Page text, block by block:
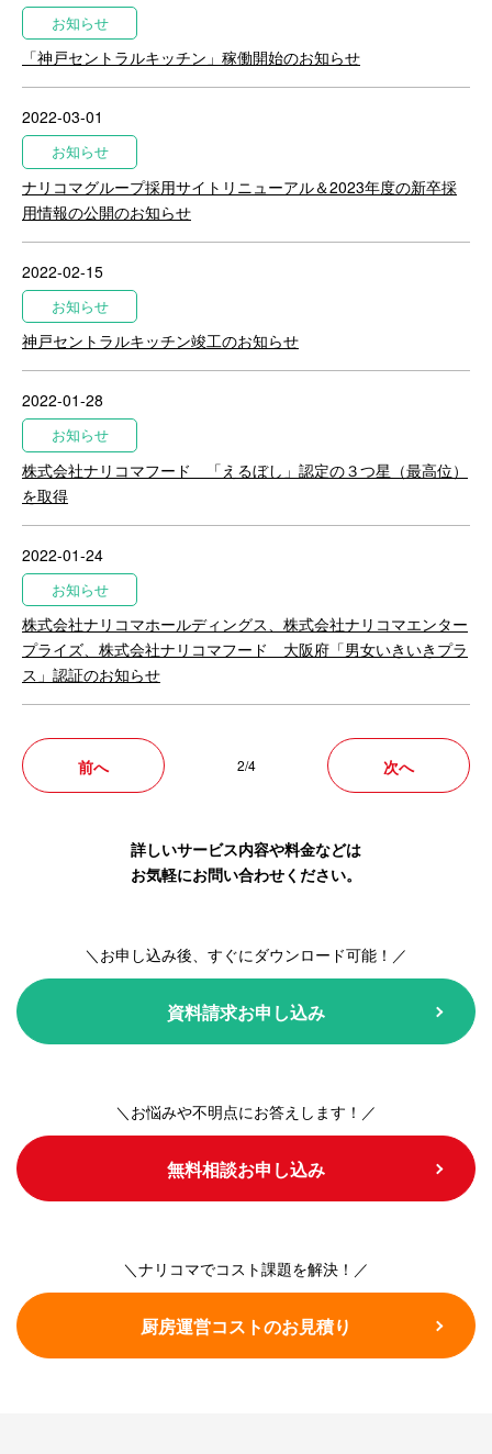
お知らせ
「神戸セントラルキッチン」稼働開始のお知らせ
2022-03-01
お知らせ
ナリコマグループ採用サイトリニューアル＆2023年度の新卒採
用情報の公開のお知らせ
2022-02-15
お知らせ
神戸セントラルキッチン竣工のお知らせ
2022-01-28
お知らせ
株式会社ナリコマフード 「えるぼし」認定の３つ星（最高位）
を取得
2022-01-24
お知らせ
株式会社ナリコマホールディングス、株式会社ナリコマエンター
プライズ、株式会社ナリコマフード 大阪府「男女いきいきプラ
ス」認証のお知らせ
前へ 2/4 次へ
詳しいサービス内容や料金などは
お気軽にお問い合わせください。
＼お申し込み後、すぐにダウンロード可能！／
資料請求お申し込み
＼お悩みや不明点にお答えします！／
無料相談お申し込み
＼ナリコマでコスト課題を解決！／
厨房運営コストのお見積り